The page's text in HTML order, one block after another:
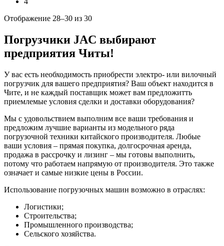
Отображение 28–30 из 30
Погрузчики JAC выбирают
предприятия Читы!
У вас есть необходимость приобрести электро- или вилочный
погрузчик для вашего предприятия? Ваш объект находится в
Чите, и не каждый поставщик может вам предложитть
приемлемые условия сделки и доставки оборудования?
Мы с удовольствием выполним все ваши требования и
предложим лучшие варианты из модельного ряда
погрузочной техники китайского производителя. Любые
ваши условия – прямая покупка, долгосрочная аренда,
продажа в рассрочку и лизинг – мы готовы выполнить,
потому что работаем напрямую от производителя. Это также
означает и самые низкие цены в России.
Использование погрузочных машин возможно в отраслях:
Логистики;
Строительства;
Промышленного производства;
Сельского хозяйства.